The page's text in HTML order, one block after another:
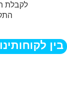
לקבלת
בין לקוחותינו